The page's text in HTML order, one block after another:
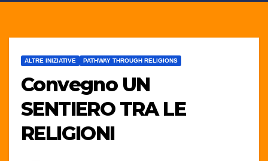
ALTRE INIZIATIVE PATHWAY THROUGH RELIGIONS
Convegno UN
SENTIERO TRA LE
RELIGIONI